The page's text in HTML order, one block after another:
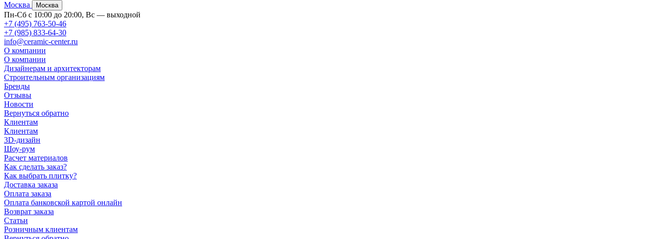
Москва
Москва
Пн-Сб с 10:00 до 20:00, Вс — выходной
+7 (495) 763-50-46
+7 (985) 833-64-30
info@ceramic-center.ru
О компании
О компании
Дизайнерам и архитекторам
Строительным организациям
Бренды
Отзывы
Новости
Вернуться обратно
Клиентам
Клиентам
3D-дизайн
Шоу-рум
Расчет материалов
Как сделать заказ?
Как выбрать плитку?
Доставка заказа
Оплата заказа
Оплата банковской картой онлайн
Возврат заказа
Статьи
Розничным клиентам